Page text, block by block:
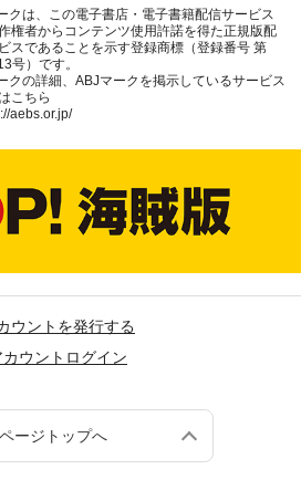
クは、この電子書店・電子書籍配信サービス
権者からコンテンツ使用許諾を得た正規版配
スであることを示す登録商標（登録番号 第
号）です。
クの詳細、ABJマークを掲示しているサービス
こちら
aebs.or.jp/
ウントを発行する
ウントログイン
ページトップへ